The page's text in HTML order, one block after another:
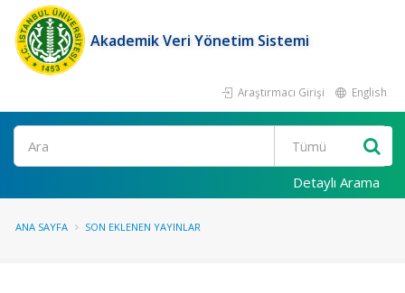
Akademik Veri Yönetim Sistemi
Araştırmacı Girişi English
Ara
Detaylı Arama
ANA SAYFA SON EKLENEN YAYINLAR